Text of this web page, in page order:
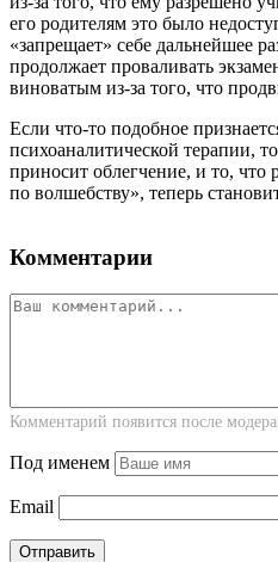
его родителям это было
«запрещает» себе дальнейшее
продолжает проваливать
виноватым из-за того, что
Если что-то подобное
психоаналитической терапии,
приносит облегчение, и то, что
по волшебству», теперь
Комментарии
Комментарий появится после
Под именем
Email